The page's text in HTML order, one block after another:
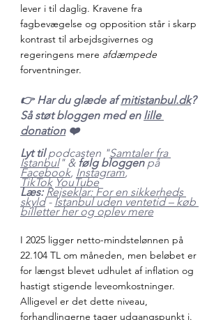
lever i til daglig. Kravene fra
fagbevægelse og opposition står i skarp
kontrast til arbejdsgivernes og
regeringens mere afdæmpede
forventninger.
👉 Har du glæde af mitistanbul.dk?
Så støt bloggen med en lille
donation ❤️
Lyt til podcasten "Samtaler fra
Istanbul" & følg bloggen på
Facebook, Instagram,
TikTok YouTube
Læs: Rejseklar: For en sikkerheds
skyld - Istanbul uden ventetid – køb
billetter her og oplev mere
I 2025 ligger netto-mindstelønnen på
22.104 TL om måneden, men beløbet er
for længst blevet udhulet af inflation og
hastigt stigende leveomkostninger.
Alligevel er det dette niveau,
forhandlingerne tager udgangspunkt i.